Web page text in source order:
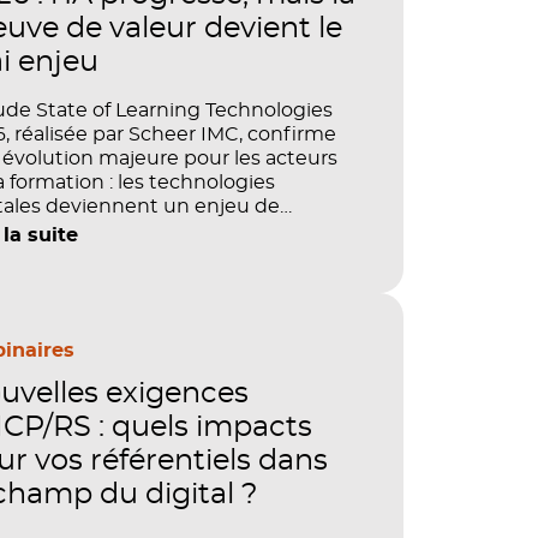
de valeur devient le
enjeu
State of Learning Technologies
réalisée par Scheer IMC, confirme
majeure pour les acteurs
formation : les technologies
deviennent un enjeu de
de performance et de preuve
démontrer concrètement
la productivité et la
des organisations ?
la suite
exigences
RS : quels impacts
vos référentiels dans
du digital ?